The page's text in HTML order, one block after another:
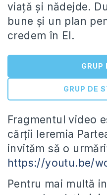
viață și nădejde.
bune și un plan
credem în El.
GRUP
GRUP DE
Fragmentul video
cărții Ieremia
invităm să o
https://youtu.be/
Pentru mai multă